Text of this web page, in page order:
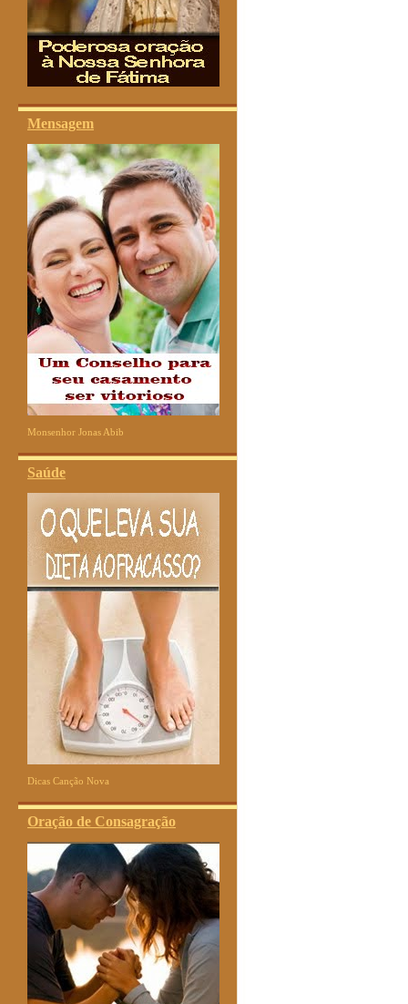
Mensagem
Monsenhor Jonas Abib
Saúde
Dicas Canção Nova
Oração de Consagração